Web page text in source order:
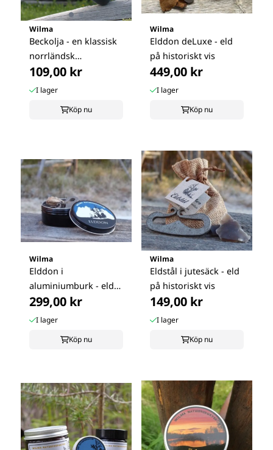
Wilma
Beckolja - en klassisk
norrländsk
skogsparfym
109,00 kr
I lager
Köp nu
Wilma
Elddon deLuxe - eld
på historiskt vis
449,00 kr
I lager
Köp nu
Wilma
Elddon i
aluminiumburk - eld
på historiskt vis
299,00 kr
I lager
Köp nu
Wilma
Eldstål i jutesäck - eld
på historiskt vis
149,00 kr
I lager
Köp nu